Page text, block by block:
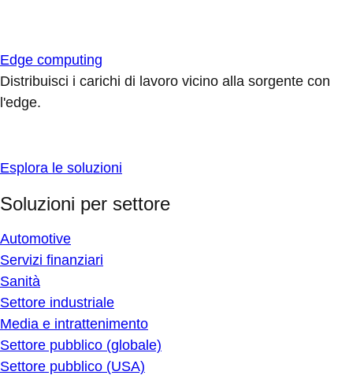
Edge computing
Distribuisci i carichi di lavoro vicino alla sorgente con
l'edge.
Esplora le soluzioni
Soluzioni per settore
Automotive
Servizi finanziari
Sanità
Settore industriale
Media e intrattenimento
Settore pubblico (globale)
Settore pubblico (USA)